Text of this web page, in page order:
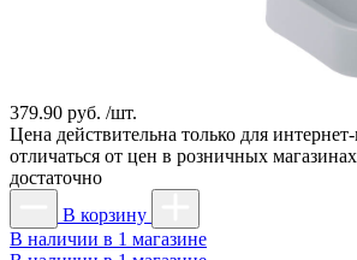
379.90 руб. /шт.
Цена действительна только для
отличаться от цен в розничных магазинах
достаточно
В корзину
В наличии в 1 магазине